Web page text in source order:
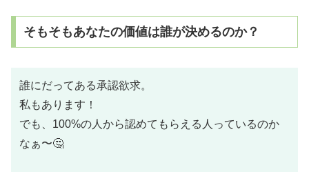
そもそもあなたの価値は誰が決めるのか？
誰にだってある承認欲求。
私もあります！
でも、100%の人から認めてもらえる人っているのか
なぁ〜🤔